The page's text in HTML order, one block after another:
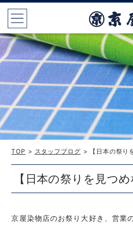
TOP > スタッフブログ > 【日本の祭り
【日本の祭りを見つ
京屋染物店のお祭り大好き、営業